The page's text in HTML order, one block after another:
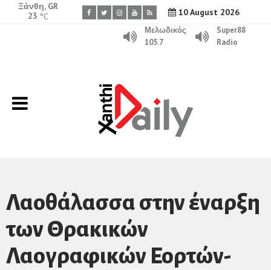
10 August 2026
Ξάνθη, GR
23 °C
Μελωδικός
105.7
Super88
Radio
Λαοθάλασσα στην έναρξη
των Θρακικών
Λαογραφικών Εορτών-